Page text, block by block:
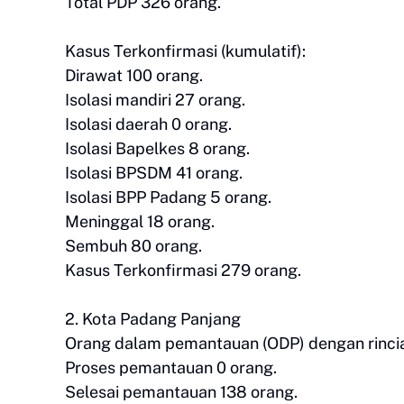
Kasus Terkonfirmasi (kumulatif):
Dirawat 100 orang.
Isolasi mandiri 27 orang.
Isolasi daerah 0 orang.
Isolasi Bapelkes 8 orang.
Isolasi BPSDM 41 orang.
Isolasi BPP Padang 5 orang.
Meninggal 18 orang.
Sembuh 80 orang.
Kasus Terkonfirmasi 279 orang.
2. Kota Padang Panjang
Orang dalam pemantauan (ODP) dengan
Proses pemantauan 0 orang.
Selesai pemantauan 138 orang.